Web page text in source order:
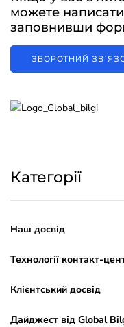
можете
заповнивши
ЗВОРОТНИЙ
Категорії
Наш досвід
Технології контакт-
Клієнтський досвід
Дайджест від Global